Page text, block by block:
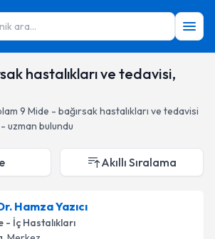
ara...
hastalıkları ve tedavisi,
9 Mide - bağırsak hastalıkları ve tedavisi
uzman bulundu
Akıllı Sıralama
Hamza Yazıcı
- İç Hastalıkları